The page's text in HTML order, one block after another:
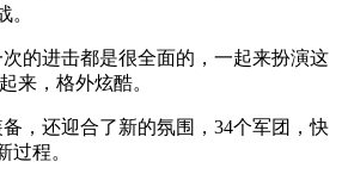
。
的进击都是很全面的，一起来扮演这
来，格外炫酷。
，还迎合了新的氛围，34个军团，快
过程。